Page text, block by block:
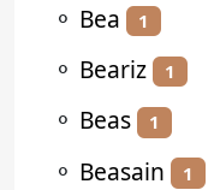
⚬ Bea 1
⚬ Beariz 1
⚬ Beas 1
⚬ Beasain 1